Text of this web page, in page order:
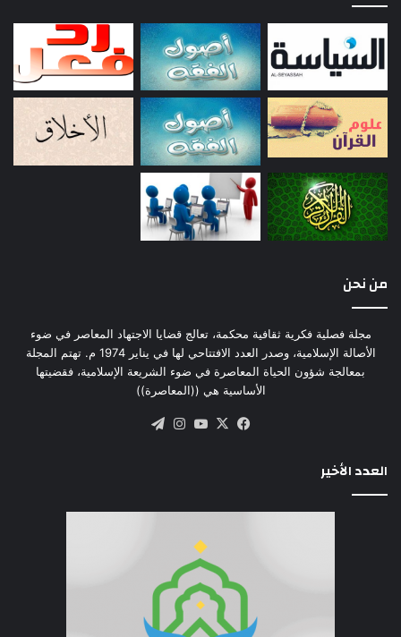
من نحن
مجلة فصلية فكرية ثقافية محكمة، تعالج قضايا الاجتهاد المعاصر في ضوء
الأصالة الإسلامية، وصدر العدد الافتتاحي لها في يناير 1974 م. تهتم المجلة
بمعالجة شؤون الحياة المعاصرة في ضوء الشريعة الإسلامية، فقضيتها
الأساسية هي ((المعاصرة))
فيسبوك
‫X
‫YouTube
انستقرام
العدد الأخير